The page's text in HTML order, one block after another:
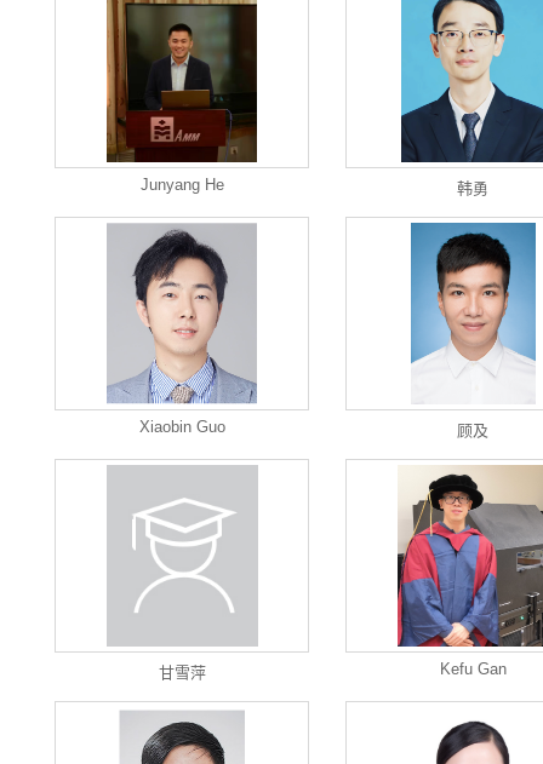
Junyang He 韩勇
Xiaobin Guo 顾及
甘雪萍 Kefu Gan